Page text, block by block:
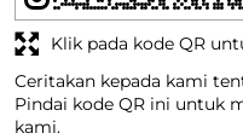
Ceritakan kepada kami
Pindai kode QR ini untuk
kami.
Klik pada kode QR